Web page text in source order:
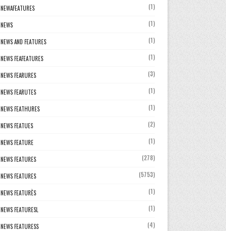
NEWAFEATURES (1)
NEWS (1)
NEWS AND FEATURES (1)
NEWS FEAFEATURES (1)
NEWS FEARURES (3)
NEWS FEARUTES (1)
NEWS FEATHURES (1)
NEWS FEATUES (2)
NEWS FEATURE (1)
NEWS FEATURES (278)
NEWS FEATURES (5753)
NEWS FEATURÈS (1)
NEWS FEATURESL (1)
NEWS FEATURESS (4)